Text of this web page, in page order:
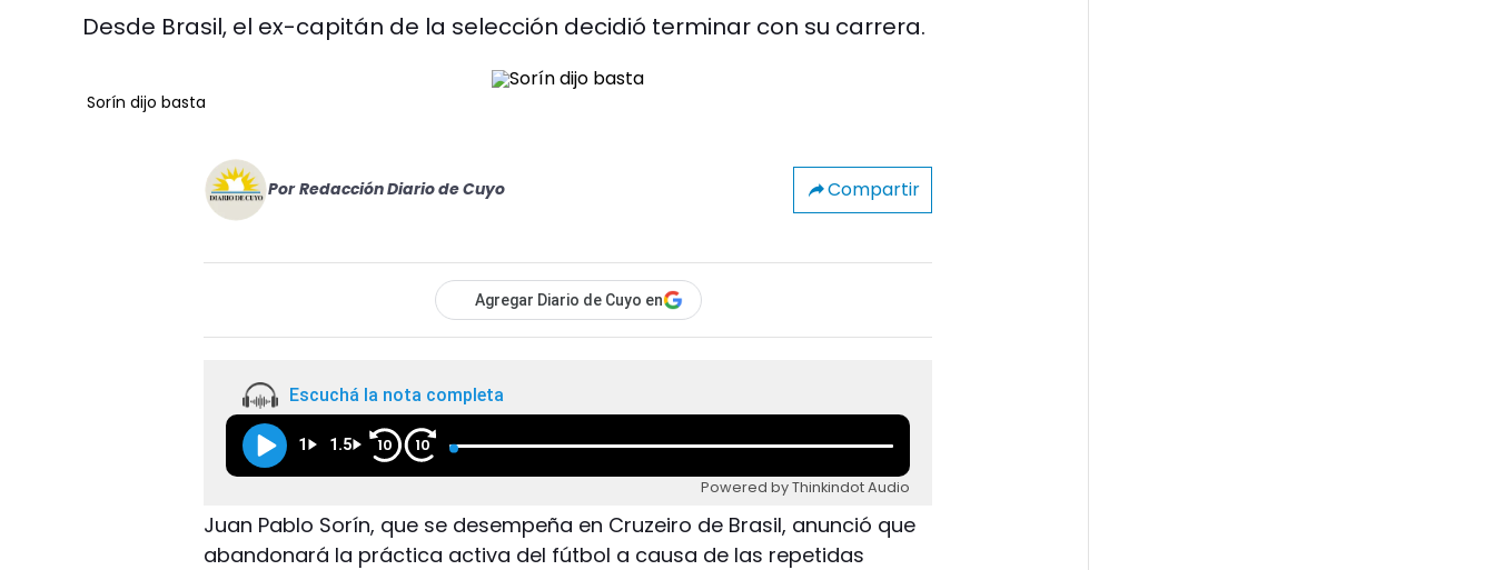
Desde Brasil, el ex-capitán de la selección decidió terminar con su carrera.
Sorín dijo basta
Por Redacción Diario de Cuyo Compartir
Agregar Diario de Cuyo en
Escuchá la nota completa
1 1.5 10 10
Powered by Thinkindot Audio
Juan Pablo Sorín, que se desempeña en Cruzeiro de Brasil, anunció que
abandonará la práctica activa del fútbol a causa de las repetidas